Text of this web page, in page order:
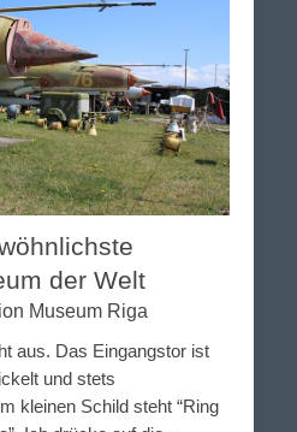
der Welt
Museum Riga
aus. Das Eingangstor ist
und stets
kleinen Schild steht “Ring